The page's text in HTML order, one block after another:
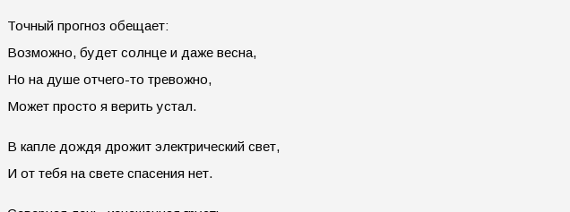
Точный прогноз обещает:
Возможно, будет солнце и даже весна,
Но на душе отчего-то тревожно,
Может просто я верить устал.
В капле дождя дрожит электрический свет,
И от тебя на свете спасения нет.